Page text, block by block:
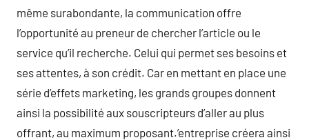
même surabondante, la communication offre
l’opportunité au preneur de chercher l’article ou le
service qu’il recherche. Celui qui permet ses besoins et
ses attentes, à son crédit. Car en mettant en place une
série d’effets marketing, les grands groupes donnent
ainsi la possibilité aux souscripteurs d’aller au plus
offrant, au maximum proposant.’entreprise créera ainsi